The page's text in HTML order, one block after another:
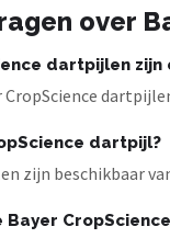
over
dartpijlen zijn
dartpijl?
zijn beschikbaar